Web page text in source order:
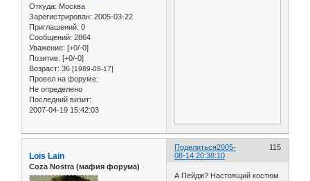
Откуда: Москва
Зарегистрирован: 2005-03-22
Приглашений: 0
Сообщений: 2864
Уважение: [+0/-0]
Позитив: [+0/-0]
Возраст: 36 [1989-08-17]
Провел на форуме:
Не определено
Последний визит:
2007-04-19 15:42:03
Поделиться 115
2005-
08-14 20:38:10
Lois Lain
Coza Nostra (мафия форума)
А Пейдж? Настоящий костюм